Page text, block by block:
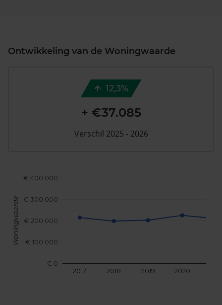
Ontwikkeling van de Woningwaarde
2017 2018 2019 2020
€ 0
€ 100.000
€ 200.000
€ 300.000
€ 400.000
Woningwaarde
12,3%
+ €37.085
Verschil 2025 - 2026